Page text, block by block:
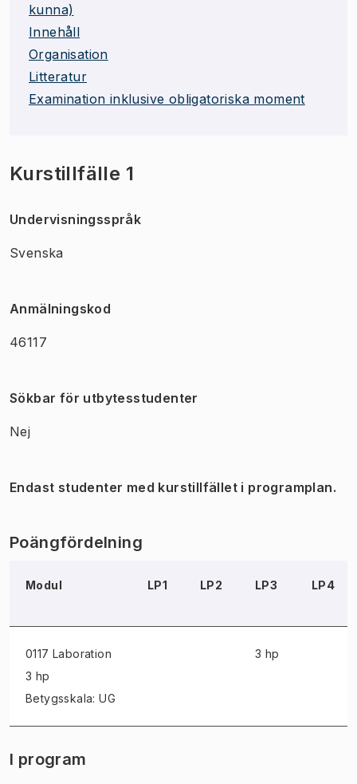
kunna)
Innehåll
Organisation
Litteratur
Examination inklusive obligatoriska moment
Kurstillfälle 1
Undervisningsspråk
Svenska
Anmälningskod
46117
Sökbar för utbytesstudenter
Nej
Endast studenter med kurstillfället i programplan.
Poängfördelning
Modul LP1 LP2 LP3 LP4
0117 Laboration
3 hp
Betygsskala: UG
3 hp
I program